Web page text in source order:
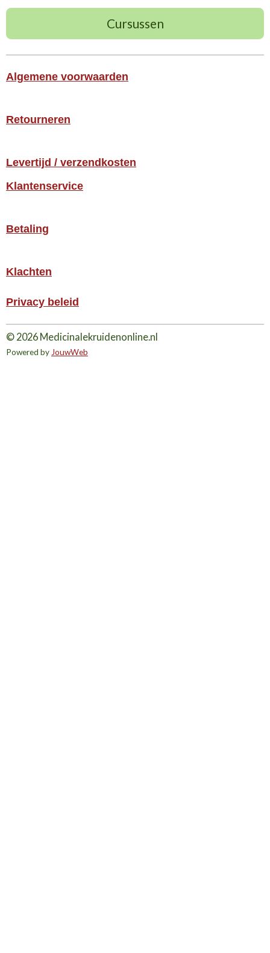
Cursussen
Algemene voorwaarden
Retourneren
Levertijd / verzendkosten
Klantenservice
Betaling
Klachten
Privacy beleid
© 2026 Medicinalekruidenonline.nl
Powered by JouwWeb